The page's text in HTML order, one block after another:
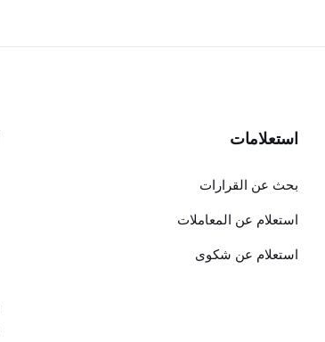
استعلامات
بحث عن القرارات
استعلام عن المعاملات
استعلام عن شكوى